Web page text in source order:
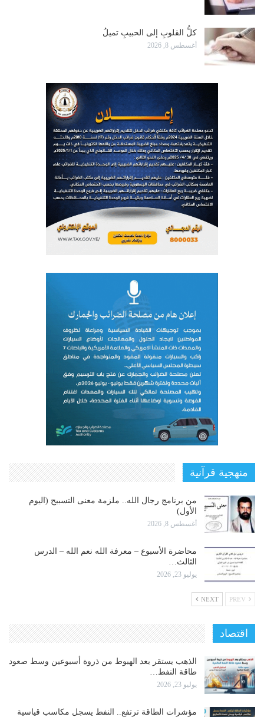
كلُّ القلوبِ إلى الحبيبِ تميلُ
أغسطس 8, 2026
منهجية قرآنية
من برنامج رجال الله.. ملزمة معنى التسبيح (اليوم
الأول)
أغسطس 8, 2026
محاضرة الأسبوع – معرفة الله نعم الله – الدرس
الثالث…
يوليو 23, 2026
NEXT
اقتصاد
الذهب يستقر بعد الهبوط من ذروة أسبوعين وسط صعود
طاقة النفط…
يوليو 23, 2026
مؤشرات الطاقة ترتفع.. النفط يسجل مكاسب قياسية